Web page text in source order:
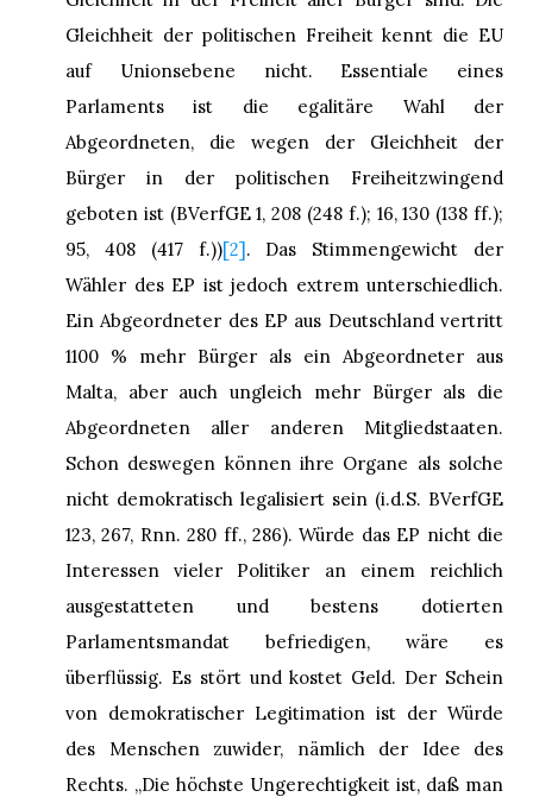
Gleichheit der politischen Freiheit kennt die EU
auf Unionsebene nicht. Essentiale eines
Parlaments ist die egalitäre Wahl der
Abgeordneten, die wegen der Gleichheit der
Bürger in der politischen Freiheitzwingend
geboten ist (BVerfGE 1, 208 (248 f.); 16, 130 (138 ff.);
95, 408 (417 f.))[2]. Das Stimmengewicht der
Wähler des EP ist jedoch extrem unterschiedlich.
Ein Abgeordneter des EP aus Deutschland vertritt
1100 % mehr Bürger als ein Abgeordneter aus
Malta, aber auch ungleich mehr Bürger als die
Abgeordneten aller anderen Mitgliedstaaten.
Schon deswegen können ihre Organe als solche
nicht demokratisch legalisiert sein (i.d.S. BVerfGE
123, 267, Rnn. 280 ff., 286). Würde das EP nicht die
Interessen vieler Politiker an einem reichlich
ausgestatteten und bestens dotierten
Parlamentsmandat befriedigen, wäre es
überflüssig. Es stört und kostet Geld. Der Schein
von demokratischer Legitimation ist der Würde
des Menschen zuwider, nämlich der Idee des
Rechts. „Die höchste Ungerechtigkeit ist, daß man